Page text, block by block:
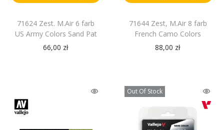
71624 Zest. M.Air 6 farb
US Army Colors Sand Pat
66,00 zł
71644 Zest, M.Air 8 farb
French Camo Colors
88,00 zł
Out Of Stock